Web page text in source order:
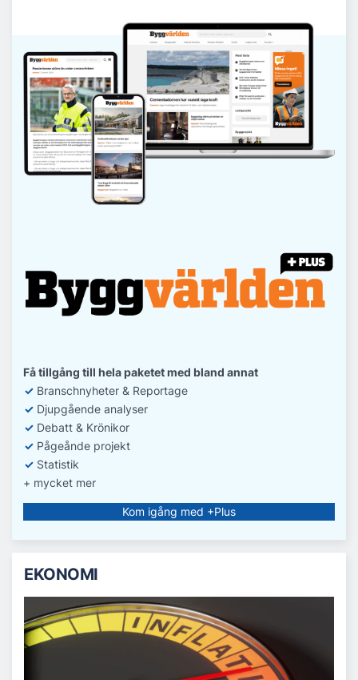
Få tillgång till hela paketet med bland annat
✓ Branschnyheter & Reportage
✓ Djupgående analyser
✓ Debatt & Krönikor
✓ Pågeånde projekt
✓ Statistik
+ mycket mer
Kom igång med +Plus
EKONOMI